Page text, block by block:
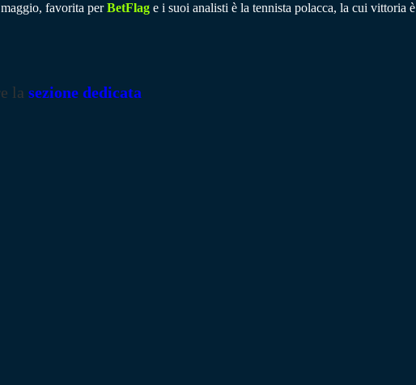
favorita perBetFlag e i suoi analisti è la tennista polacca, la cui vittoria è
la sezione dedicata